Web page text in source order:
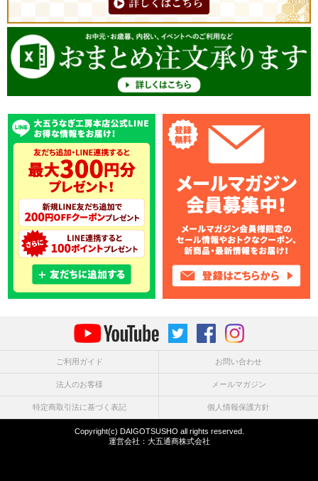
ご利用ガイド お問い合わせ
法人のお客様 メールマガジン
特定商取引法に基づく表記 個人情報保護方針
Copyright(c) DAIGOTSUSHO all rights reserved.
運営会社： 大五通商株式会社